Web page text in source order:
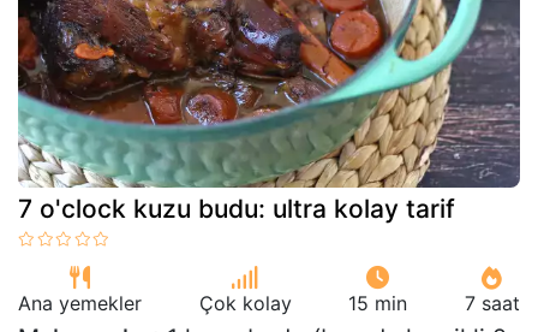
7 o'clock kuzu budu: ultra kolay tarif
Ana yemekler Çok kolay 15 min 7 saat